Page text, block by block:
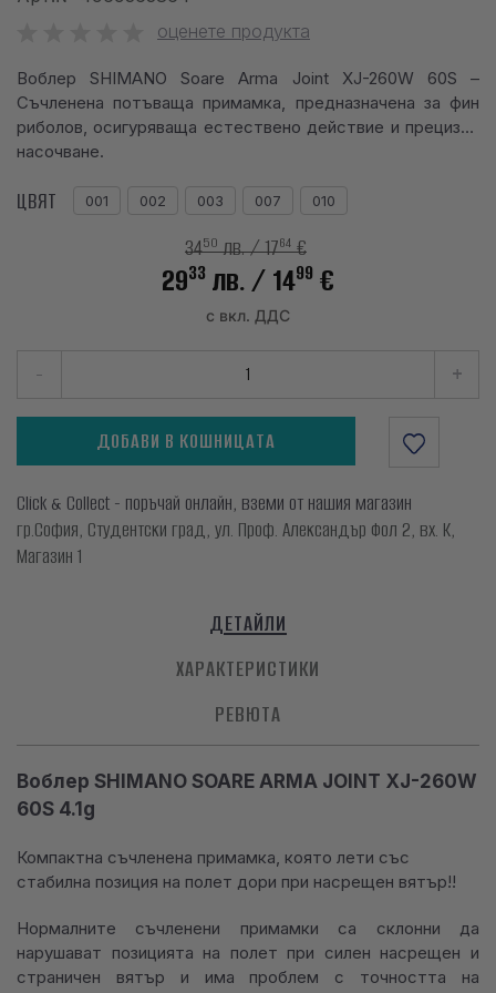
оценете продукта
Воблер SHIMANO Soare Arma Joint XJ-260W 60S –
Съчленена потъваща примамка, предназначена за фин
риболов, осигуряваща естествено действие и прецизно
насочване.
ЦВЯТ 001 002 003 007 010
3450лв./ 1764€
2933 лв./ 1499 €
с вкл. ДДС
- +
ДОБАВИ В КОШНИЦАТА
Click & Collect - поръчай онлайн, вземи от нашия магазин
гр.София, Студентски град, ул. Проф. Александър Фол 2, вх. К,
Магазин 1
ДЕТАЙЛИ
ХАРАКТЕРИСТИКИ
РЕВЮТА
Воблер SHIMANO SOARE ARMA JOINT XJ-260W
60S 4.1g
Компактна съчленена примамка, която лети със
стабилна позиция на полет дори при насрещен вятър!!
Нормалните съчленени примамки са склонни да
нарушават позицията на полет при силен насрещен и
страничен вятър и има проблем с точността на